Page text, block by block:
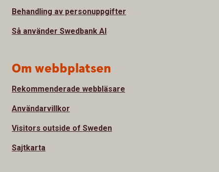
Behandling av personuppgifter
Så använder Swedbank AI
Om webbplatsen
Rekommenderade webbläsare
Användarvillkor
Visitors outside of Sweden
Sajtkarta